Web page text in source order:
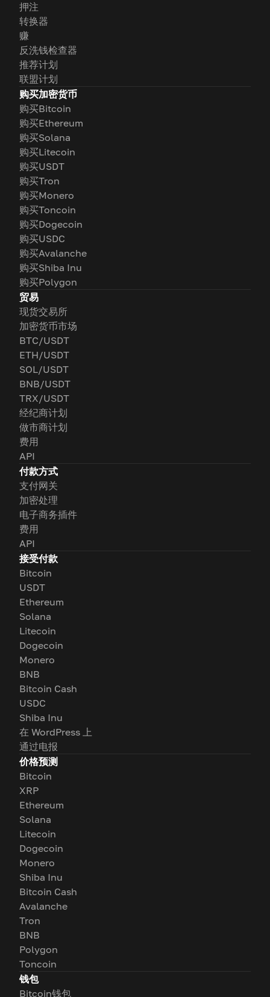
押注
转换器
赚
反洗钱检查器
推荐计划
联盟计划
购买加密货币
购买Bitcoin
购买Ethereum
购买Solana
购买Litecoin
购买USDT
购买Tron
购买Monero
购买Toncoin
购买Dogecoin
购买USDC
购买Avalanche
购买Shiba Inu
购买Polygon
贸易
现货交易所
加密货币市场
BTC/USDT
ETH/USDT
SOL/USDT
BNB/USDT
TRX/USDT
经纪商计划
做市商计划
费用
API
付款方式
支付网关
加密处理
电子商务插件
费用
API
接受付款
Bitcoin
USDT
Ethereum
Solana
Litecoin
Dogecoin
Monero
BNB
Bitcoin Cash
USDC
Shiba Inu
在 WordPress 上
通过电报
价格预测
Bitcoin
XRP
Ethereum
Solana
Litecoin
Dogecoin
Monero
Shiba Inu
Bitcoin Cash
Avalanche
Tron
BNB
Polygon
Toncoin
钱包
Bitcoin钱包